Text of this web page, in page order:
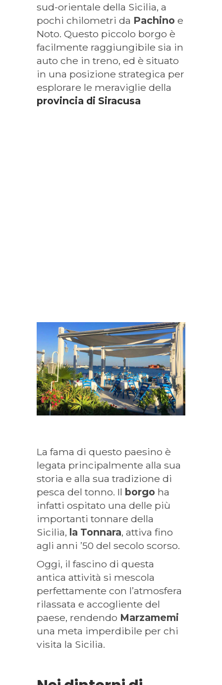
sud-orientale della Sicilia, a
pochi chilometri da Pachino e
Noto. Questo piccolo borgo è
facilmente raggiungibile sia in
auto che in treno, ed è situato
in una posizione strategica per
esplorare le meraviglie della
provincia di Siracusa
La fama di questo paesino è
legata principalmente alla sua
storia e alla sua tradizione di
pesca del tonno. Il borgo ha
infatti ospitato una delle più
importanti tonnare della
Sicilia, la Tonnara, attiva fino
agli anni ’50 del secolo scorso.
Oggi, il fascino di questa
antica attività si mescola
perfettamente con l’atmosfera
rilassata e accogliente del
paese, rendendo Marzamemi
una meta imperdibile per chi
visita la Sicilia.